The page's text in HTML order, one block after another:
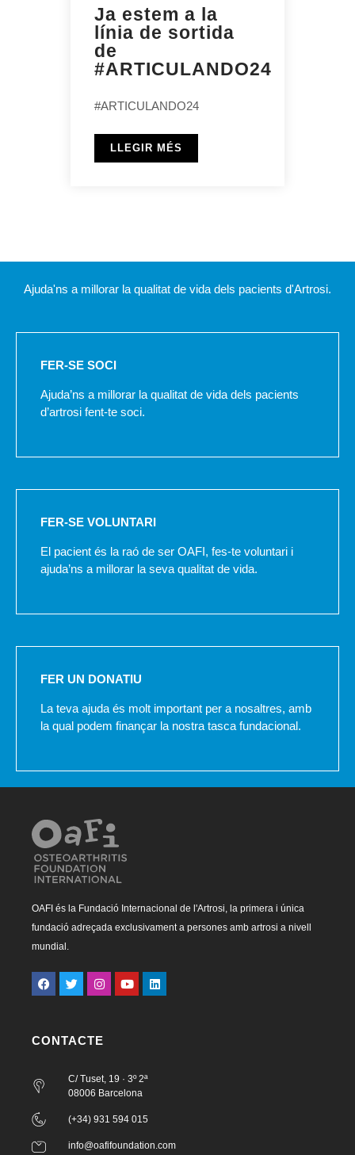
Ja estem a la
línia de sortida
de
#ARTICULANDO24
#ARTICULANDO24
LLEGIR MÉS
Ajuda'ns a millorar la qualitat de vida dels pacients d'Artrosi.
FER-SE SOCI
Ajuda’ns a millorar la qualitat de vida dels pacients
d’artrosi fent-te soci.
FER-SE VOLUNTARI
El pacient és la raó de ser OAFI, fes-te voluntari i
ajuda’ns a millorar la seva qualitat de vida.
FER UN DONATIU
La teva ajuda és molt important per a nosaltres, amb
la qual podem finançar la nostra tasca fundacional.
OAFI és la Fundació Internacional de l'Artrosi, la primera i única
fundació adreçada exclusivament a persones amb artrosi a nivell
mundial.
CONTACTE
C/ Tuset, 19 · 3º 2ª
08006 Barcelona
(+34) 931 594 015
info@oafifoundation.com